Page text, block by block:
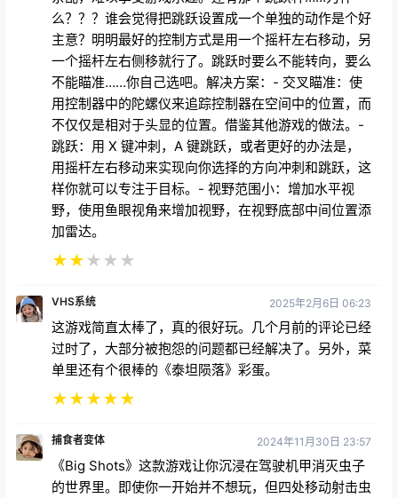
么？？？谁会觉得把跳跃设置成一个单独的动作是个好
主意？明明最好的控制方式是用一个摇杆左右移动，另
一个摇杆左右侧移就行了。跳跃时要么不能转向，要么
不能瞄准……你自己选吧。解决方案：- 交叉瞄准：使
用控制器中的陀螺仪来追踪控制器在空间中的位置，而
不仅仅是相对于头显的位置。借鉴其他游戏的做法。-
跳跃：用 X 键冲刺，A 键跳跃，或者更好的办法是，
用摇杆左右移动来实现向你选择的方向冲刺和跳跃，这
样你就可以专注于目标。- 视野范围小：增加水平视
野，使用鱼眼视角来增加视野，在视野底部中间位置添
加雷达。
★★★ ★ ★
VHS系统 2025年2月6日 06:23
这游戏简直太棒了，真的很好玩。几个月前的评论已经
过时了，大部分被抱怨的问题都已经解决了。另外，菜
单里还有个很棒的《泰坦陨落》彩蛋。
★★★★★
捕食者变体 2024年11月30日 23:57
《Big Shots》这款游戏让你沉浸在驾驶机甲消灭虫子
的世界里。即使你一开始并不想玩，但四处移动射击虫